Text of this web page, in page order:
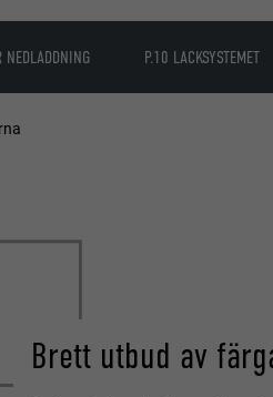
NEDLADDNING P.10 LACKSYSTEMET
Brett utbud av